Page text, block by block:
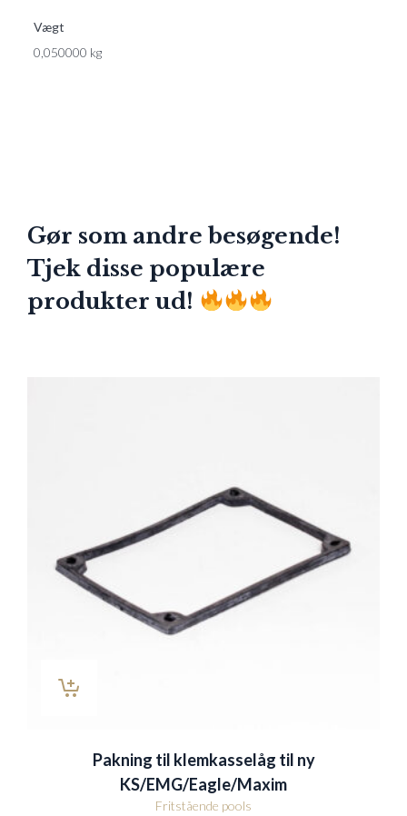
Vægt
0,050000 kg
Gør som andre besøgende!
Tjek disse populære
produkter ud!
Pakning til klemkasselåg til ny
KS/EMG/Eagle/Maxim
Fritstående pools